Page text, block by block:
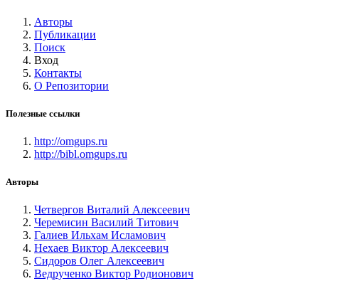
Авторы
Публикации
Поиск
Вход
Контакты
О Репозитории
Полезные ссылки
http://omgups.ru
http://bibl.omgups.ru
Авторы
Четвергов Виталий Алексеевич
Черемисин Василий Титович
Галиев Ильхам Исламович
Нехаев Виктор Алексеевич
Сидоров Олег Алексеевич
Ведрученко Виктор Родионович